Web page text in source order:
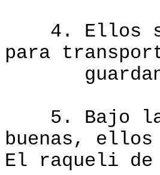
4. Ellos
para
5. Bajo las
buenas, ellos
El